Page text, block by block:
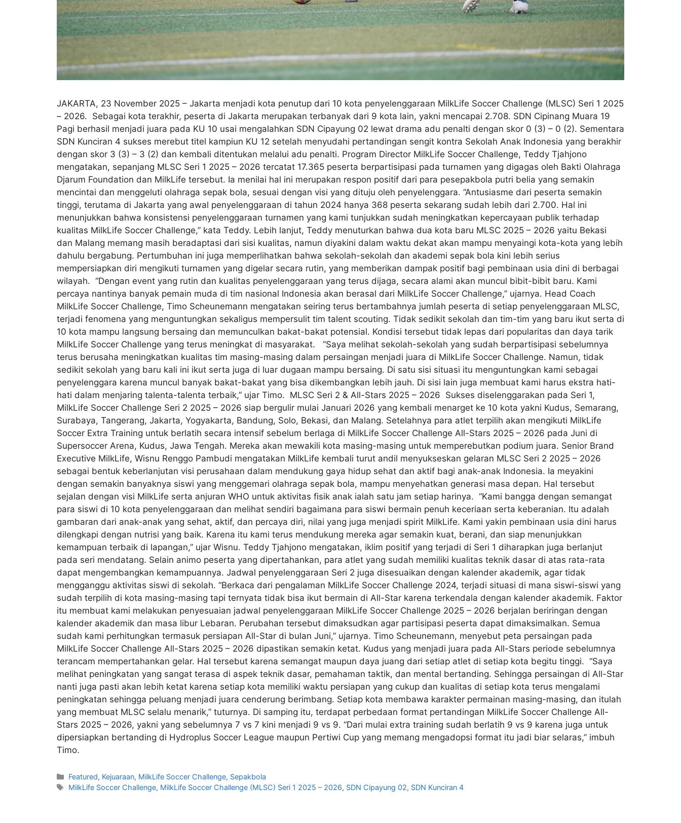
JAKARTA, 23 November 2025 – Jakarta menjadi kota penutup dari 10 kota penyelenggaraan MilkLife Soccer Challenge (MLSC) Seri 1 2025
– 2026. Sebagai kota terakhir, peserta di Jakarta merupakan terbanyak dari 9 kota lain, yakni mencapai 2.708. SDN Cipinang Muara 19
Pagi berhasil menjadi juara pada KU 10 usai mengalahkan SDN Cipayung 02 lewat drama adu penalti dengan skor 0 (3) – 0 (2). Sementara
SDN Kunciran 4 sukses merebut titel kampiun KU 12 setelah menyudahi pertandingan sengit kontra Sekolah Anak Indonesia yang berakhir
dengan skor 3 (3) – 3 (2) dan kembali ditentukan melalui adu penalti. Program Director MilkLife Soccer Challenge, Teddy Tjahjono
mengatakan, sepanjang MLSC Seri 1 2025 – 2026 tercatat 17.365 peserta berpartisipasi pada turnamen yang digagas oleh Bakti Olahraga
Djarum Foundation dan MilkLife tersebut. Ia menilai hal ini merupakan respon positif dari para pesepakbola putri belia yang semakin
mencintai dan menggeluti olahraga sepak bola, sesuai dengan visi yang dituju oleh penyelenggara. “Antusiasme dari peserta semakin
tinggi, terutama di Jakarta yang awal penyelenggaraan di tahun 2024 hanya 368 peserta sekarang sudah lebih dari 2.700. Hal ini
menunjukkan bahwa konsistensi penyelenggaraan turnamen yang kami tunjukkan sudah meningkatkan kepercayaan publik terhadap
kualitas MilkLife Soccer Challenge,” kata Teddy. Lebih lanjut, Teddy menuturkan bahwa dua kota baru MLSC 2025 – 2026 yaitu Bekasi
dan Malang memang masih beradaptasi dari sisi kualitas, namun diyakini dalam waktu dekat akan mampu menyaingi kota-kota yang lebih
dahulu bergabung. Pertumbuhan ini juga memperlihatkan bahwa sekolah-sekolah dan akademi sepak bola kini lebih serius
mempersiapkan diri mengikuti turnamen yang digelar secara rutin, yang memberikan dampak positif bagi pembinaan usia dini di berbagai
wilayah. “Dengan event yang rutin dan kualitas penyelenggaraan yang terus dijaga, secara alami akan muncul bibit-bibit baru. Kami
percaya nantinya banyak pemain muda di tim nasional Indonesia akan berasal dari MilkLife Soccer Challenge,” ujarnya. Head Coach
MilkLife Soccer Challenge, Timo Scheunemann mengatakan seiring terus bertambahnya jumlah peserta di setiap penyelenggaraan MLSC,
terjadi fenomena yang menguntungkan sekaligus mempersulit tim talent scouting. Tidak sedikit sekolah dan tim-tim yang baru ikut serta di
10 kota mampu langsung bersaing dan memunculkan bakat-bakat potensial. Kondisi tersebut tidak lepas dari popularitas dan daya tarik
MilkLife Soccer Challenge yang terus meningkat di masyarakat. “Saya melihat sekolah-sekolah yang sudah berpartisipasi sebelumnya
terus berusaha meningkatkan kualitas tim masing-masing dalam persaingan menjadi juara di MilkLife Soccer Challenge. Namun, tidak
sedikit sekolah yang baru kali ini ikut serta juga di luar dugaan mampu bersaing. Di satu sisi situasi itu menguntungkan kami sebagai
penyelenggara karena muncul banyak bakat-bakat yang bisa dikembangkan lebih jauh. Di sisi lain juga membuat kami harus ekstra hati-
hati dalam menjaring talenta-talenta terbaik,” ujar Timo. MLSC Seri 2 & All-Stars 2025 – 2026 Sukses diselenggarakan pada Seri 1,
MilkLife Soccer Challenge Seri 2 2025 – 2026 siap bergulir mulai Januari 2026 yang kembali menarget ke 10 kota yakni Kudus, Semarang,
Surabaya, Tangerang, Jakarta, Yogyakarta, Bandung, Solo, Bekasi, dan Malang. Setelahnya para atlet terpilih akan mengikuti MilkLife
Soccer Extra Training untuk berlatih secara intensif sebelum berlaga di MilkLife Soccer Challenge All-Stars 2025 – 2026 pada Juni di
Supersoccer Arena, Kudus, Jawa Tengah. Mereka akan mewakili kota masing-masing untuk memperebutkan podium juara. Senior Brand
Executive MilkLife, Wisnu Renggo Pambudi mengatakan MilkLife kembali turut andil menyukseskan gelaran MLSC Seri 2 2025 – 2026
sebagai bentuk keberlanjutan visi perusahaan dalam mendukung gaya hidup sehat dan aktif bagi anak-anak Indonesia. Ia meyakini
dengan semakin banyaknya siswi yang menggemari olahraga sepak bola, mampu menyehatkan generasi masa depan. Hal tersebut
sejalan dengan visi MilkLife serta anjuran WHO untuk aktivitas fisik anak ialah satu jam setiap harinya. “Kami bangga dengan semangat
para siswi di 10 kota penyelenggaraan dan melihat sendiri bagaimana para siswi bermain penuh keceriaan serta keberanian. Itu adalah
gambaran dari anak-anak yang sehat, aktif, dan percaya diri, nilai yang juga menjadi spirit MilkLife. Kami yakin pembinaan usia dini harus
dilengkapi dengan nutrisi yang baik. Karena itu kami terus mendukung mereka agar semakin kuat, berani, dan siap menunjukkan
kemampuan terbaik di lapangan,” ujar Wisnu. Teddy Tjahjono mengatakan, iklim positif yang terjadi di Seri 1 diharapkan juga berlanjut
pada seri mendatang. Selain animo peserta yang dipertahankan, para atlet yang sudah memiliki kualitas teknik dasar di atas rata-rata
dapat mengembangkan kemampuannya. Jadwal penyelenggaraan Seri 2 juga disesuaikan dengan kalender akademik, agar tidak
mengganggu aktivitas siswi di sekolah. “Berkaca dari pengalaman MilkLife Soccer Challenge 2024, terjadi situasi di mana siswi-siswi yang
sudah terpilih di kota masing-masing tapi ternyata tidak bisa ikut bermain di All-Star karena terkendala dengan kalender akademik. Faktor
itu membuat kami melakukan penyesuaian jadwal penyelenggaraan MilkLife Soccer Challenge 2025 – 2026 berjalan beriringan dengan
kalender akademik dan masa libur Lebaran. Perubahan tersebut dimaksudkan agar partisipasi peserta dapat dimaksimalkan. Semua
sudah kami perhitungkan termasuk persiapan All-Star di bulan Juni,” ujarnya. Timo Scheunemann, menyebut peta persaingan pada
MilkLife Soccer Challenge All-Stars 2025 – 2026 dipastikan semakin ketat. Kudus yang menjadi juara pada All-Stars periode sebelumnya
terancam mempertahankan gelar. Hal tersebut karena semangat maupun daya juang dari setiap atlet di setiap kota begitu tinggi. “Saya
melihat peningkatan yang sangat terasa di aspek teknik dasar, pemahaman taktik, dan mental bertanding. Sehingga persaingan di All-Star
nanti juga pasti akan lebih ketat karena setiap kota memiliki waktu persiapan yang cukup dan kualitas di setiap kota terus mengalami
peningkatan sehingga peluang menjadi juara cenderung berimbang. Setiap kota membawa karakter permainan masing-masing, dan itulah
yang membuat MLSC selalu menarik,” tuturnya. Di samping itu, terdapat perbedaan format pertandingan MilkLife Soccer Challenge All-
Stars 2025 – 2026, yakni yang sebelumnya 7 vs 7 kini menjadi 9 vs 9. “Dari mulai extra training sudah berlatih 9 vs 9 karena juga untuk
dipersiapkan bertanding di Hydroplus Soccer League maupun Pertiwi Cup yang memang mengadopsi format itu jadi biar selaras,” imbuh
Timo.
Featured, Kejuaraan, MilkLife Soccer Challenge, Sepakbola
MilkLife Soccer Challenge, MilkLife Soccer Challenge (MLSC) Seri 1 2025 – 2026, SDN Cipayung 02, SDN Kunciran 4